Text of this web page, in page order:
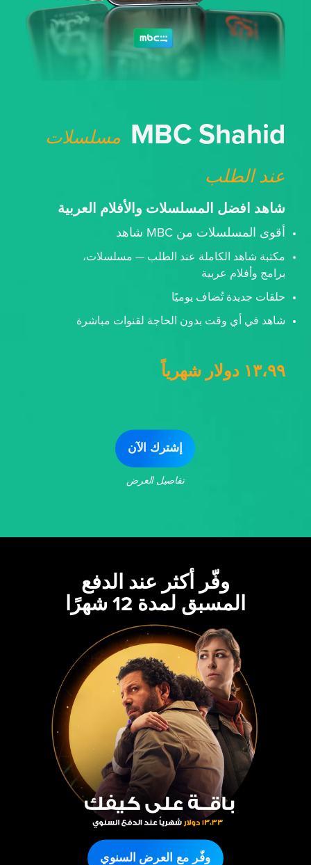
MBC Shahid مسلسلات
عند الطلب
شاهد افضل المسلسلات والأفلام العربية
أقوى المسلسلات من MBC شاهد
مكتبة شاهد الكاملة عند الطلب — مسلسلات،
برامج وأفلام عربية
حلقات جديدة تُضاف يوميًا
شاهد في أي وقت بدون الحاجة لقنوات مباشرة
١٣،٩٩ دولار شهرياً
إشترك الآن
تفاصيل العرض
وفّر أكثر عند الدفع
المسبق لمدة 12 شهرًا
وفّر مع العرض السنوي